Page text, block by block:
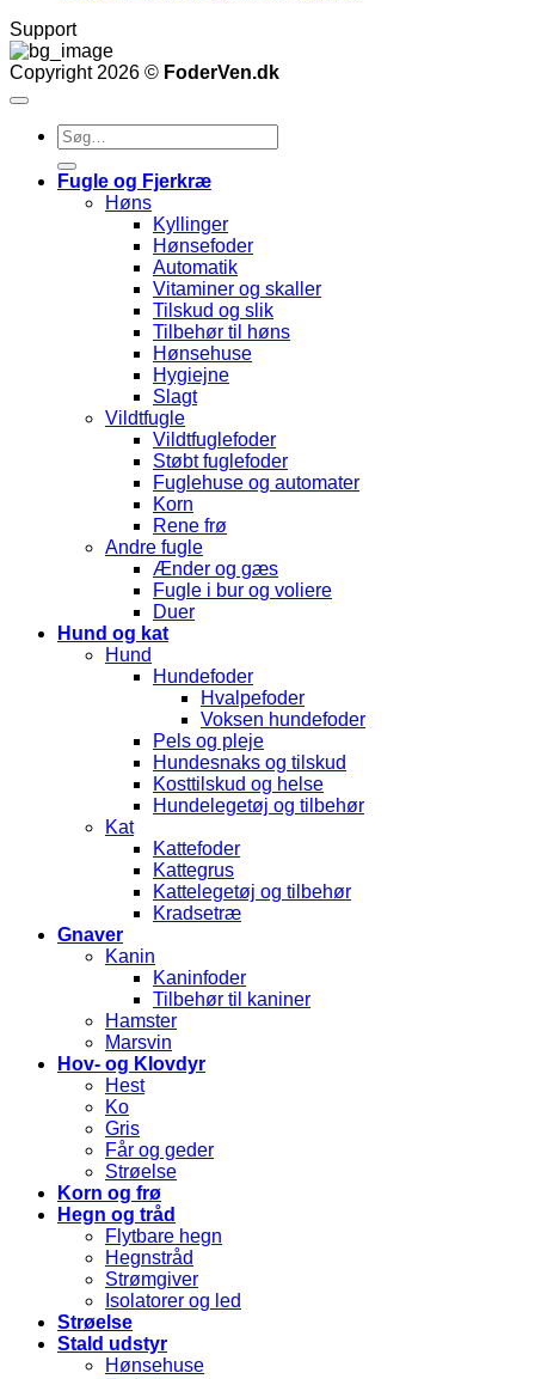
Support
Copyright 2026 © FoderVen.dk
Søg
efter:
Fugle og Fjerkræ
Høns
Kyllinger
Hønsefoder
Automatik
Vitaminer og skaller
Tilskud og slik
Tilbehør til høns
Hønsehuse
Hygiejne
Slagt
Vildtfugle
Vildtfuglefoder
Støbt fuglefoder
Fuglehuse og automater
Korn
Rene frø
Andre fugle
Ænder og gæs
Fugle i bur og voliere
Duer
Hund og kat
Hund
Hundefoder
Hvalpefoder
Voksen hundefoder
Pels og pleje
Hundesnaks og tilskud
Kosttilskud og helse
Hundelegetøj og tilbehør
Kat
Kattefoder
Kattegrus
Kattelegetøj og tilbehør
Kradsetræ
Gnaver
Kanin
Kaninfoder
Tilbehør til kaniner
Hamster
Marsvin
Hov- og Klovdyr
Hest
Ko
Gris
Får og geder
Strøelse
Korn og frø
Hegn og tråd
Flytbare hegn
Hegnstråd
Strømgiver
Isolatorer og led
Strøelse
Stald udstyr
Hønsehuse